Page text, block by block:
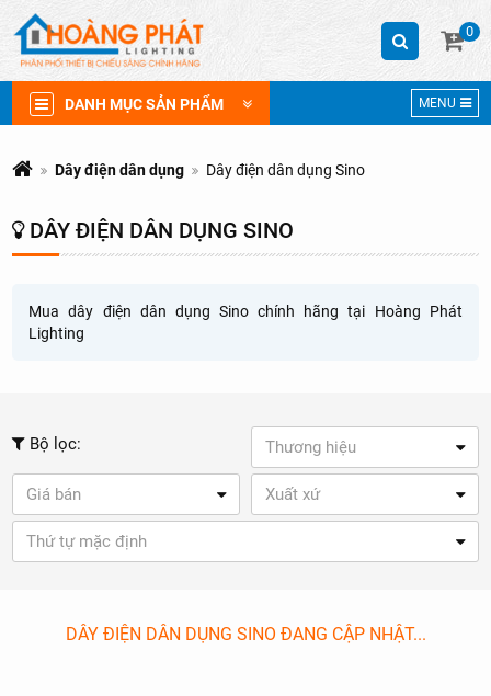
0
DANH MỤC SẢN PHẨM MENU
Dây điện dân dụng Dây điện dân dụng Sino
DÂY ĐIỆN DÂN DỤNG SINO
Mua dây điện dân dụng Sino chính hãng tại Hoàng Phát
Lighting
Bộ lọc: Thương hiệu
Giá bán Xuất xứ
Thứ tự mặc định
DÂY ĐIỆN DÂN DỤNG SINO ĐANG CẬP NHẬT...